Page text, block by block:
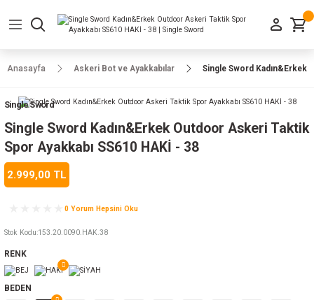
Geri Dön
Geri Dön
Geri Dön
Geri Dön
Geri Dön
Geri Dön
Geri Dön
Anasayfa Askeri Bot ve Ayakkabılar Single Sword Kadın&Erkek
Single Sword
Single Sword Kadın&Erkek Outdoor Askeri Taktik
Spor Ayakkabı SS610 HAKİ - 38
2.999,00 TL
0 Yorum Hepsini Oku
Stok Kodu:153.20.0090.HAK.38
RENK
BEDEN